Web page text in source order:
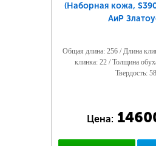
(Наборная кожа,
АиР
Общая длина: 256 / Длина
клинка: 22 / Толщина
Твердость: 58
Цена: